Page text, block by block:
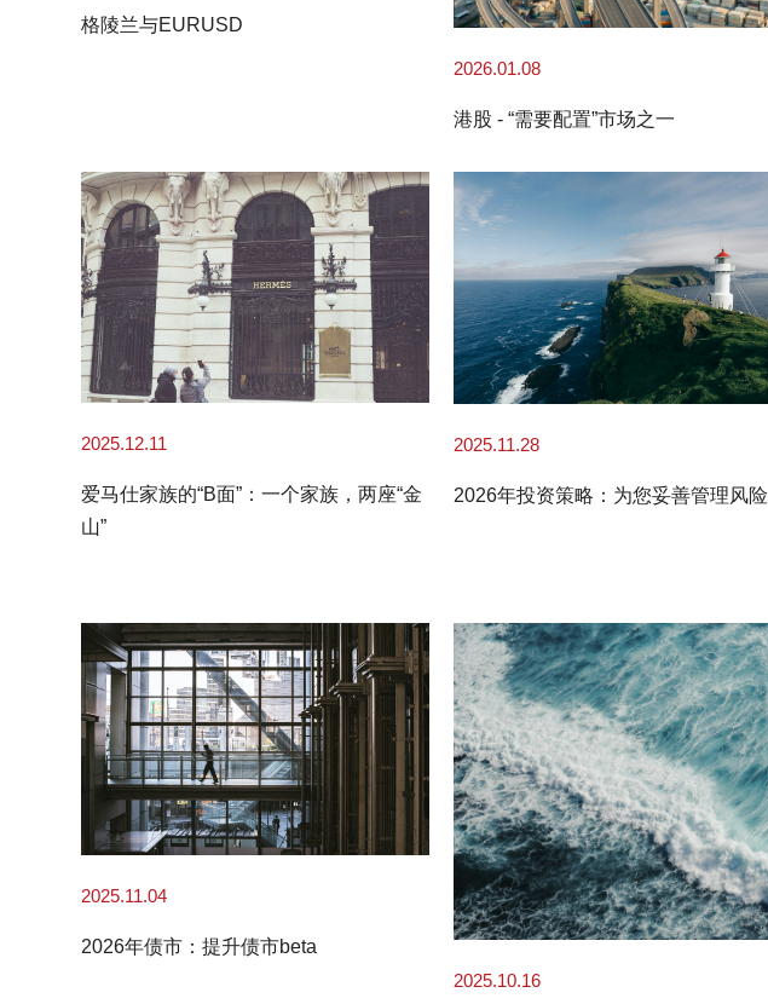
格陵兰与EURUSD
2026.01.08
港股 - “需要配置”市场之一
2025.12.11
爱马仕家族的“B面”：一个家族，两座“金
山”
2025.11.28
2026年投资策略：为您妥善管理风险
2025.11.04
2026年债市：提升债市beta
2025.10.16